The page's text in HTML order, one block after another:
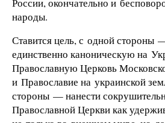
народы.
Ставится цель, с одной стороны
единственно каноническую на
Православную Церковь
и Православие на украинской
стороны — нанести
Православной Церкви как